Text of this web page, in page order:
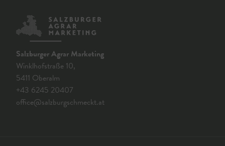
Salzburger Agrar Marketing
Winklhofstraße 10,
5411 Oberalm
+43 6245 20407
office@salzburgschmeckt.at